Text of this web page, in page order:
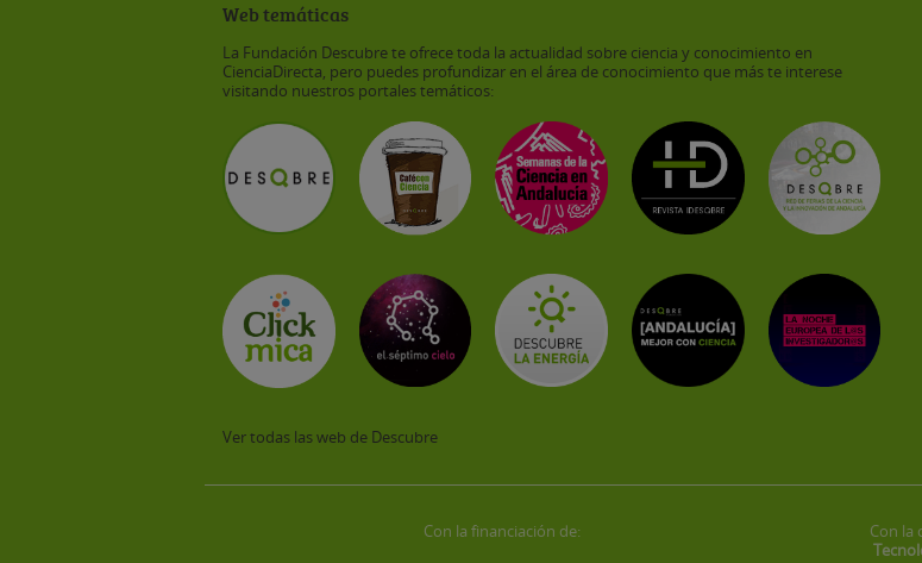
Web temáticas
La Fundación Descubre te ofrece toda la actualidad sobre ciencia y conocimiento en
CienciaDirecta, pero puedes profundizar en el área de conocimiento que más te interese
visitando nuestros portales temáticos:
Ver todas las web de Descubre
Con la financiación de: Con la